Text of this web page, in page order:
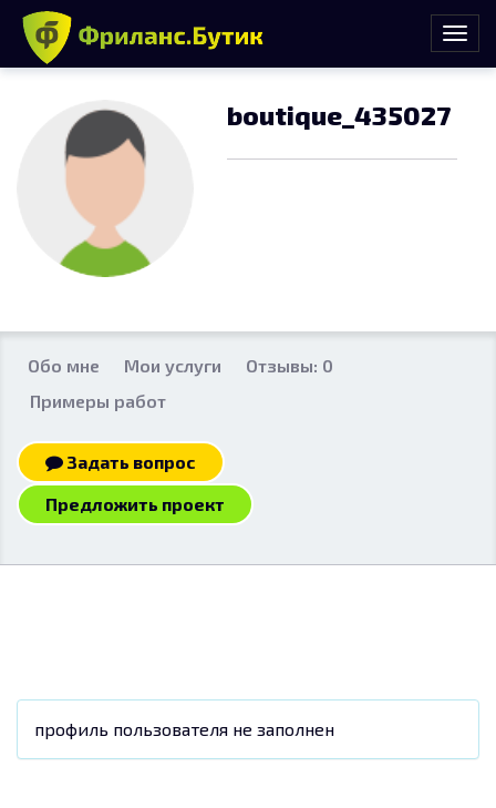
boutique_435027
Обо мне Мои услуги
Отзывы: 0
Примеры работ
Задать вопрос
Предложить проект
профиль пользователя не заполнен